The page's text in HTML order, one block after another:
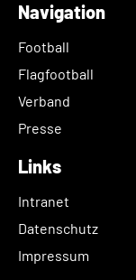
Navigation
Football
Flagfootball
Verband
Presse
Links
Intranet
Datenschutz
Impressum